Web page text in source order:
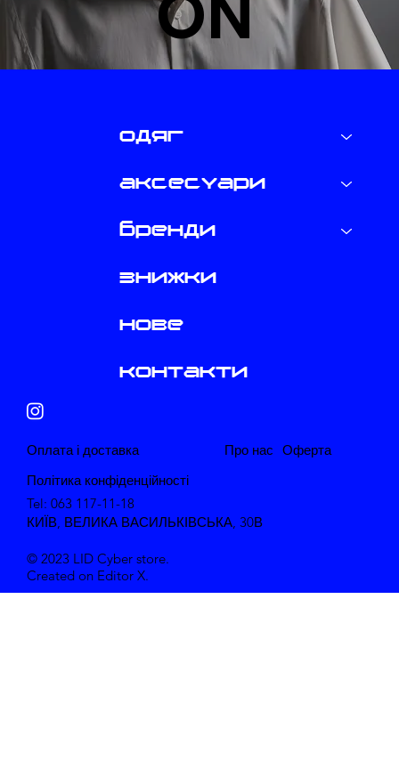
одяг
аксесуари
бренди
знижки
нове
контакти
Tel: 063 117-11-18
КИЇВ, ВЕЛИКА ВАСИЛЬКІВСЬКА, 30В
© 2023 LID Cyber store.
Created on Editor X.
​Оплата і доставка ​Оферта
Про нас
Політика конфіденційності